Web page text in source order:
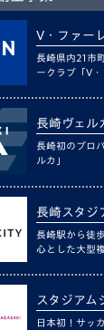
V・ファー
長崎県内21市
ークラブ「V・
長崎ヴェル
長崎初のプロ
ルカ」
長崎スタジ
長崎駅から徒
心とした大型
スタジアム
日本初！サッ